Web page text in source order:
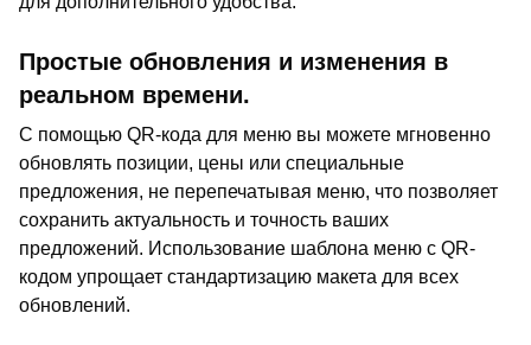
Простые обновления и изменения в
реальном времени.
С помощью QR-кода для меню вы можете мгновенно
обновлять позиции, цены или специальные
предложения, не перепечатывая меню, что позволяет
сохранить актуальность и точность ваших
предложений. Использование шаблона меню с QR-
кодом упрощает стандартизацию макета для всех
обновлений.